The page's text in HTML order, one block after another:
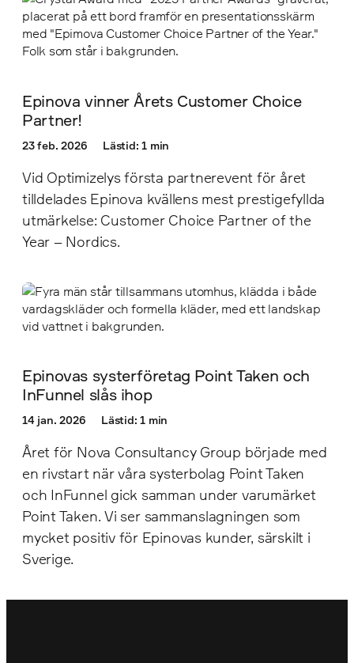
Epinova vinner Årets Customer Choice
Partner!
23 feb. 2026 Lästid: 1 min
Vid Optimizelys första partnerevent för året
tilldelades Epinova kvällens mest prestigefyllda
utmärkelse: Customer Choice Partner of the
Year – Nordics.
Epinovas systerföretag Point Taken och
InFunnel slås ihop
14 jan. 2026 Lästid: 1 min
Året för Nova Consultancy Group började med
en rivstart när våra systerbolag Point Taken
och InFunnel gick samman under varumärket
Point Taken. Vi ser sammanslagningen som
mycket positiv för Epinovas kunder, särskilt i
Sverige.